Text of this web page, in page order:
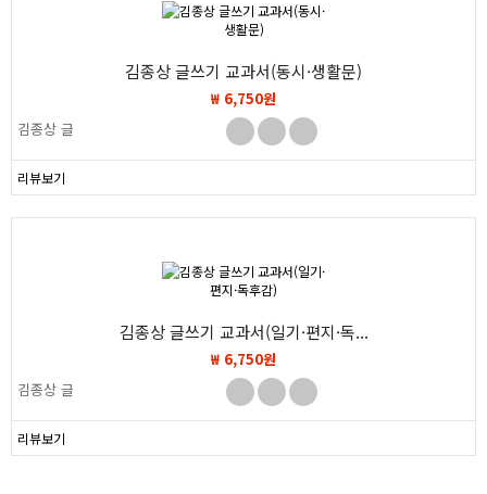
김종상 글쓰기 교과서(동시·생활문)
₩ 6,750원
김종상 글
리뷰보기
김종상 글쓰기 교과서(일기·편지·독...
₩ 6,750원
김종상 글
리뷰보기